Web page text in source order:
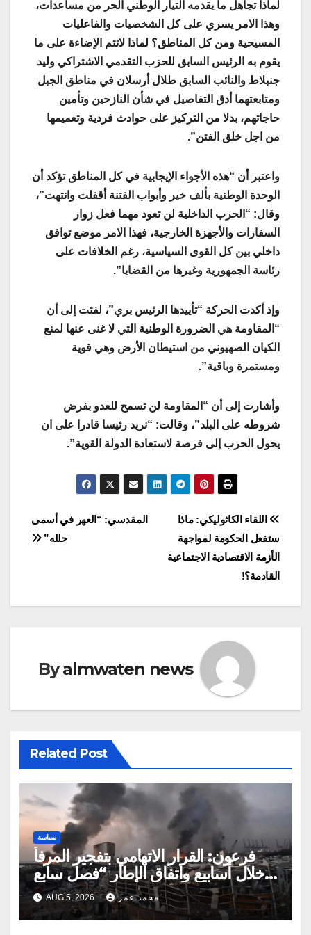
لماذا تجاهل ما يقدمه التيار الوطني الحر من مساعدات،
وهذا الامر يسري على كل الشخصيات والفاعليات
المسيحية ومن كل المناطق؟ لماذا لاتتم الإضاءة على ما
يقوم به الرئيس السابق للحزب التقدمي الاشتراكي وليد
جنبلاط والنائب السابق طلال أرسلان في مناطق الجبل
ومتابعتهما أدق التفاصيل في شأن النازحين وتأمين
حاجاتهم، بدلا من التركيز على حوادث فردية وتعميمها
من اجل خلق الفتن”.
واعتبر أن “هذه الأجواء الإيجابية في كل المناطق تؤكد أن
الوحدة الوطنية بألف خير وأبواب الفتنة أقفلت وانتهت”،
وقال: “الحرب الداخلية لن تعود مهما فعل زوار
السفارات والأجهزة الخارجية، فهذا الامر موضع توافق
داخلي بين كل القوى السياسية، رغم الخلافات على
رئاسة الجمهورية وغيرها من القضايا”.
وإذ أكدت الحركة “تأييدها الرئيس بري”، لفتت إلى أن
“المقاومة هي الضرورة الوطنية التي لا غنى عنها لمنع
الكيان الصهيوني من استيطان الأرض وهي قوية
ومستمرة وباقية”.
وأشارت إلى أن “المقاومة لن تسمح للعدو بفرض
شروطه على البلد”، وقالت: “نريد رئيسا قادرا على ان
يحول الحرب إلى فرصة لاستعادة الدولة القوية”.
Post
navigation
المقدسي: “العهر في أسمى
حلله”
اللقاء الكاثوليكي: ماذا
ستفعل الحكومة لمواجهة
الأزمة الاقتصادية الاجتماعية
القادمة؟!
Byalmwaten news
Related Post
سياسة
فرعون: القرار الاتهامي بتفجير المرفأ
خلال أسابيع واتفاق الإطار “فصل سابع
ونصف”
AUG 5, 2026 محمد عمر